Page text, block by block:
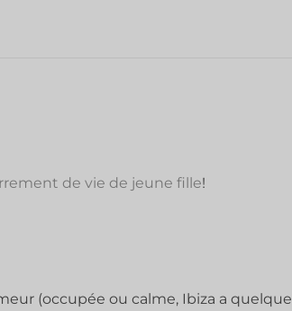
de vie de jeune fille!
(occupée ou calme, Ibiza a quelque